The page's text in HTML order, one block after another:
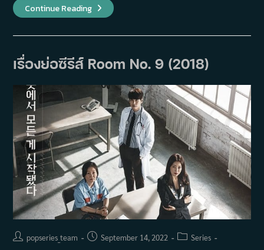
Continue Readingเรื่อง
ย่อ
รีส์
Love
(2023)
เรื่องย่อซีรีส์ Room No. 9 (2018)
Postpopseries_team
PostSeptember 14, 2022
PostSeries